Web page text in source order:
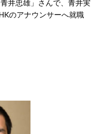
井忠雄」さんで、青井実
のアナウンサーへ就職